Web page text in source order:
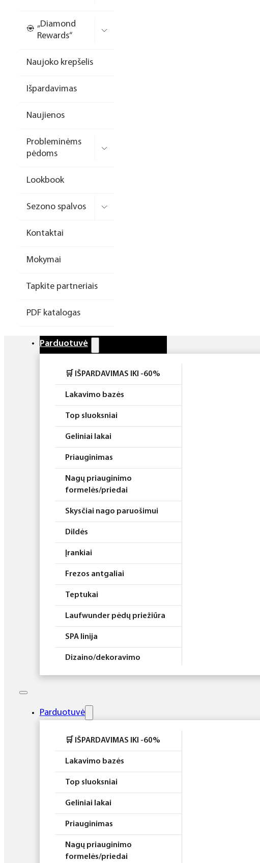
formelės/priedai
Dildės
Įrankiai
Laufwunder pėdų priežiūra
priemonės
Rinkiniai
„Diamond
Rewards“
Naujoko krepšelis
Išpardavimas
Naujienos
Probleminėms
pėdoms
Lookbook
Sezono spalvos
Kontaktai
Mokymai
Tapkite partneriais
PDF katalogas
Parduotuvė
🛒 IŠPARDAVIMAS IKI -60%
Lakavimo bazės
Top sluoksniai
Geliniai lakai
Priauginimas
Nagų priauginimo
formelės/priedai
Skysčiai nago paruošimui
Dildės
Įrankiai
Frezos antgaliai
Teptukai
Laufwunder pėdų priežiūra
SPA linija
Dizaino/dekoravimo
Higiena
Rinkiniai
Parduotuvė
🛒 IŠPARDAVIMAS IKI -60%
Lakavimo bazės
Top sluoksniai
Geliniai lakai
Priauginimas
Nagų priauginimo
formelės/priedai